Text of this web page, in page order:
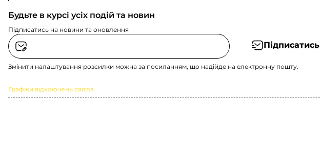
Будьте в курсі усіх подій та новин
Підписатись на новини та оновлення
Підписатись
Змінити налаштування розсилки можна за посиланням, що надійде на електронну пошту.
Графіки відключень світла